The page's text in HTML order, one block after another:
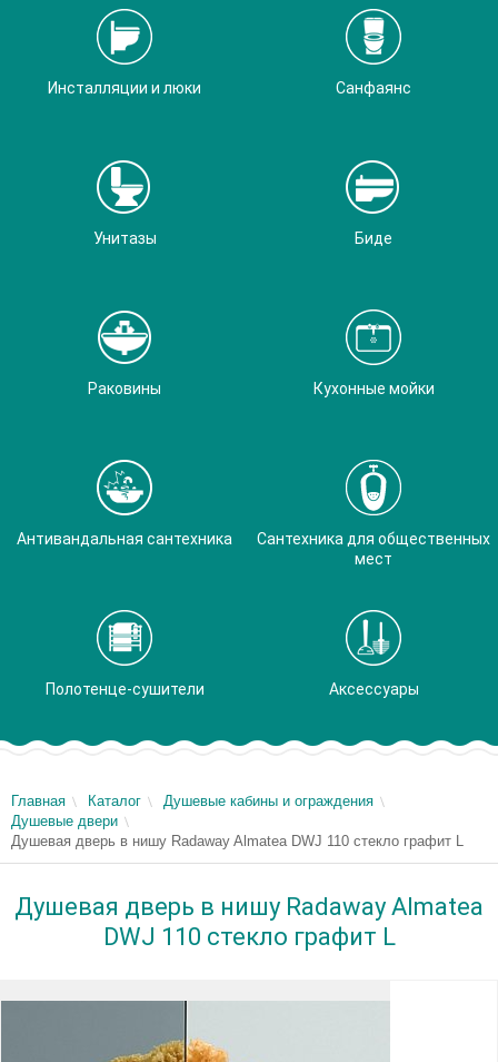
Инсталляции и люки Санфаянс
Унитазы Биде
Раковины Кухонные мойки
Антивандальная сантехника
Сантехника для общественных
мест
Полотенце-сушители Аксессуары
Главная Каталог
Душевые кабины и ограждения
Душевые двери
Душевая дверь в нишу Radaway Almatea DWJ 110 стекло графит L
Душевая дверь в нишу Radaway Almatea
DWJ 110 стекло графит L